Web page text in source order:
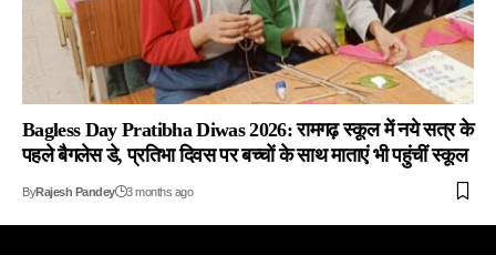
Bagless Day Pratibha Diwas 2026: रामगढ़ स्कूल में नये सत्र के
पहले बैगलेस डे, प्रतिभा दिवस पर बच्चों के साथ माताएं भी पहुंचीं स्कूल
ByRajesh Pandey 3 months ago